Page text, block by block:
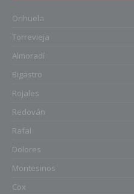
Orihuela
Torrevieja
Almoradí
Bigastro
Rojales
Redován
Rafal
Dolores
Montesinos
Cox